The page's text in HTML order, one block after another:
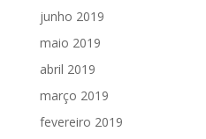
junho 2019
maio 2019
abril 2019
março 2019
fevereiro 2019